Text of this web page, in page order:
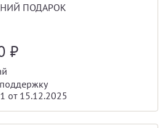
ПОДАРОК
₽
от 15.12.2025